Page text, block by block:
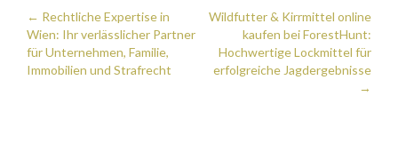
Post
navigation
← Rechtliche Expertise in
Wien: Ihr verlässlicher Partner
für Unternehmen, Familie,
Immobilien und Strafrecht
Wildfutter & Kirrmittel online
kaufen bei ForestHunt:
Hochwertige Lockmittel für
erfolgreiche Jagdergebnisse
→